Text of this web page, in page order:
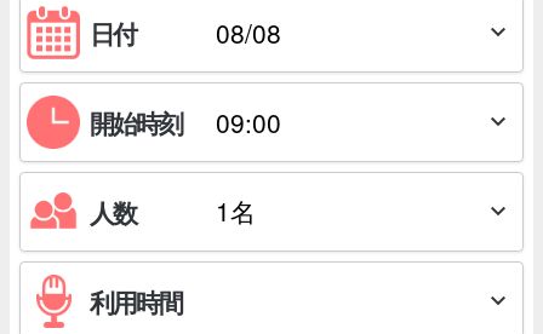
日付 
開始時刻 
人数 
利用時間 